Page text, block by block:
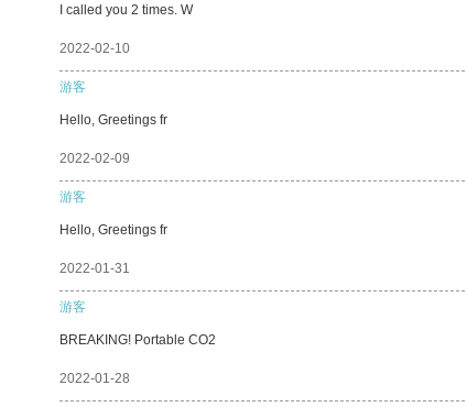
I called you 2 times. W
2022-02-10
游客
Hello, Greetings fr
2022-02-09
游客
Hello, Greetings fr
2022-01-31
游客
BREAKING! Portable CO2
2022-01-28